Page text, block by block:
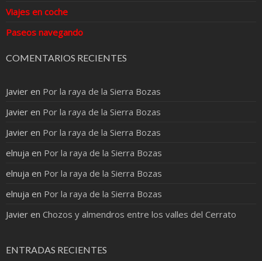
Viajes en coche
Paseos navegando
COMENTARIOS RECIENTES
Javier en Por la raya de la Sierra Bozas
Javier en Por la raya de la Sierra Bozas
Javier en Por la raya de la Sierra Bozas
elnuja en Por la raya de la Sierra Bozas
elnuja en Por la raya de la Sierra Bozas
elnuja en Por la raya de la Sierra Bozas
Javier en Chozos y almendros entre los valles del Cerrato
ENTRADAS RECIENTES